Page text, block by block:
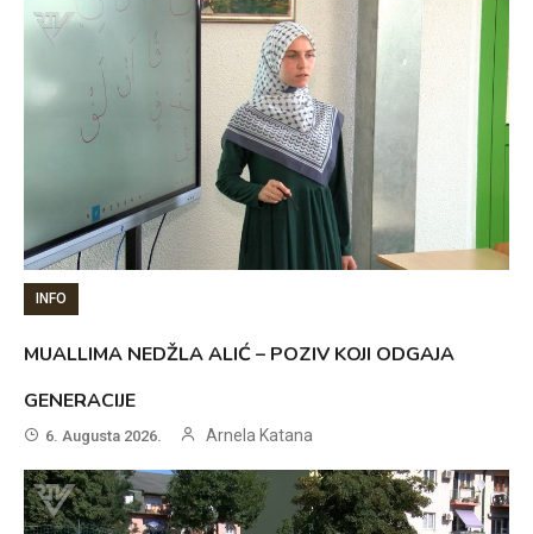
INFO
MUALLIMA NEDŽLA ALIĆ – POZIV KOJI ODGAJA
GENERACIJE
6. Augusta 2026. Arnela Katana